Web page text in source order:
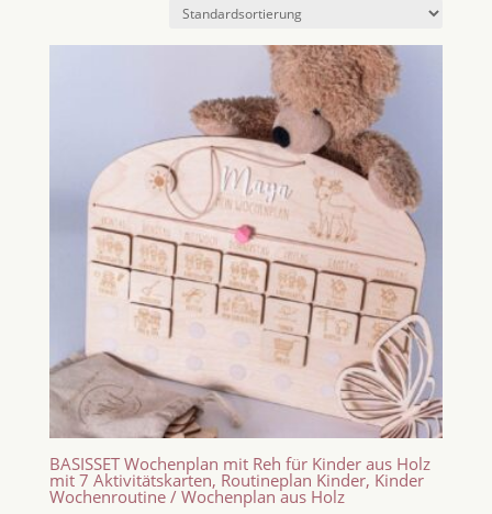
BASISSET Wochenplan mit Reh für Kinder aus Holz
mit 7 Aktivitätskarten, Routineplan Kinder, Kinder
Wochenroutine / Wochenplan aus Holz